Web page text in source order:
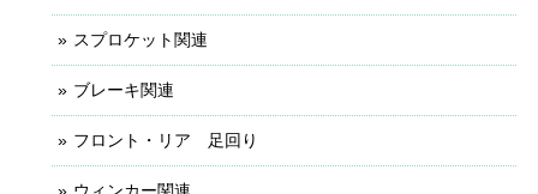
スプロケット関連
ブレーキ関連
フロント・リア 足回り
ウィンカー関連